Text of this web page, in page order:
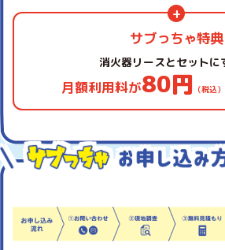
サブっちゃ特典
消火器リースとセットに
月額利用料が80円 （税込）